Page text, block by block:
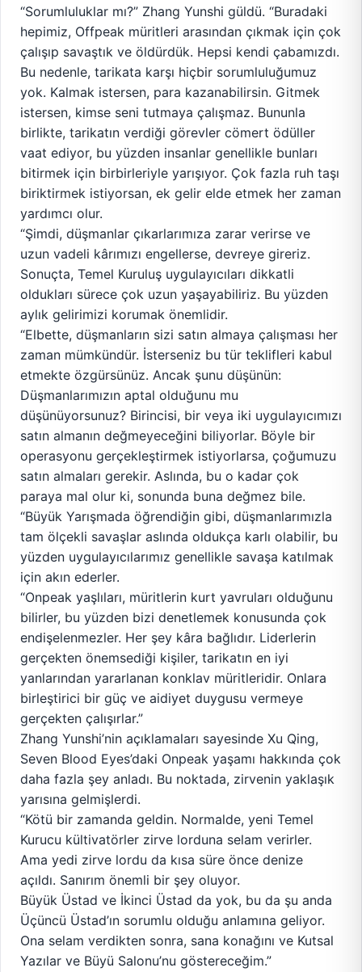
“Sorumluluklar mı?” Zhang Yunshi güldü. “Buradaki
hepimiz, Offpeak müritleri arasından çıkmak için çok
çalışıp savaştık ve öldürdük. Hepsi kendi çabamızdı.
Bu nedenle, tarikata karşı hiçbir sorumluluğumuz
yok. Kalmak istersen, para kazanabilirsin. Gitmek
istersen, kimse seni tutmaya çalışmaz. Bununla
birlikte, tarikatın verdiği görevler cömert ödüller
vaat ediyor, bu yüzden insanlar genellikle bunları
bitirmek için birbirleriyle yarışıyor. Çok fazla ruh taşı
biriktirmek istiyorsan, ek gelir elde etmek her zaman
yardımcı olur.
“Şimdi, düşmanlar çıkarlarımıza zarar verirse ve
uzun vadeli kârımızı engellerse, devreye gireriz.
Sonuçta, Temel Kuruluş uygulayıcıları dikkatli
oldukları sürece çok uzun yaşayabiliriz. Bu yüzden
aylık gelirimizi korumak önemlidir.
“Elbette, düşmanların sizi satın almaya çalışması her
zaman mümkündür. İsterseniz bu tür teklifleri kabul
etmekte özgürsünüz. Ancak şunu düşünün:
Düşmanlarımızın aptal olduğunu mu
düşünüyorsunuz? Birincisi, bir veya iki uygulayıcımızı
satın almanın değmeyeceğini biliyorlar. Böyle bir
operasyonu gerçekleştirmek istiyorlarsa, çoğumuzu
satın almaları gerekir. Aslında, bu o kadar çok
paraya mal olur ki, sonunda buna değmez bile.
“Büyük Yarışmada öğrendiğin gibi, düşmanlarımızla
tam ölçekli savaşlar aslında oldukça karlı olabilir, bu
yüzden uygulayıcılarımız genellikle savaşa katılmak
için akın ederler.
“Onpeak yaşlıları, müritlerin kurt yavruları olduğunu
bilirler, bu yüzden bizi denetlemek konusunda çok
endişelenmezler. Her şey kâra bağlıdır. Liderlerin
gerçekten önemsediği kişiler, tarikatın en iyi
yanlarından yararlanan konklav müritleridir. Onlara
birleştirici bir güç ve aidiyet duygusu vermeye
gerçekten çalışırlar.”
Zhang Yunshi’nin açıklamaları sayesinde Xu Qing,
Seven Blood Eyes’daki Onpeak yaşamı hakkında çok
daha fazla şey anladı. Bu noktada, zirvenin yaklaşık
yarısına gelmişlerdi.
“Kötü bir zamanda geldin. Normalde, yeni Temel
Kurucu kültivatörler zirve lorduna selam verirler.
Ama yedi zirve lordu da kısa süre önce denize
açıldı. Sanırım önemli bir şey oluyor.
Büyük Üstad ve İkinci Üstad da yok, bu da şu anda
Üçüncü Üstad’ın sorumlu olduğu anlamına geliyor.
Ona selam verdikten sonra, sana konağını ve Kutsal
Yazılar ve Büyü Salonu’nu göstereceğim.”